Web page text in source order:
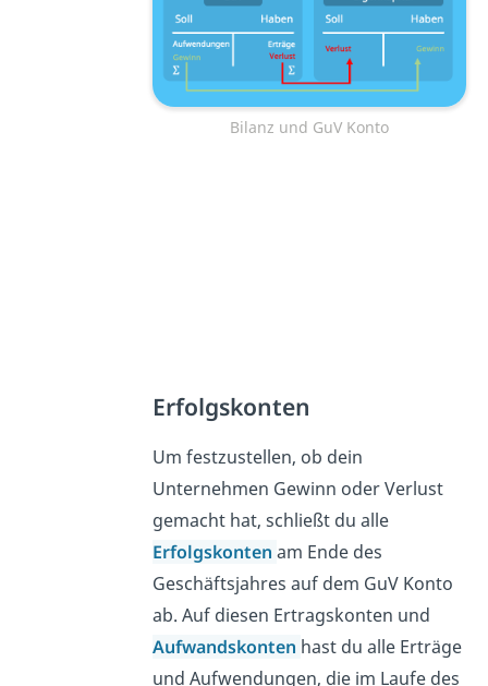
Bilanz und GuV Konto
Erfolgskonten
Um festzustellen, ob dein
Unternehmen Gewinn oder Verlust
gemacht hat, schließt du alle
Erfolgskontenam Ende des
Geschäftsjahres auf dem GuV Konto
ab. Auf diesen Ertragskonten und
Aufwandskonten hast du alle Erträge
und Aufwendungen, die im Laufe des